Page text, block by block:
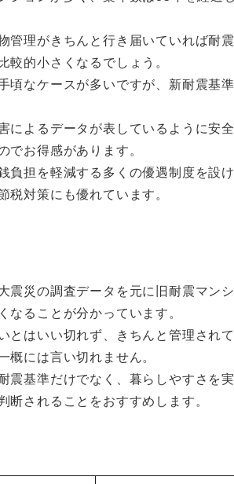
管理がきちんと行き届いていれば耐
較的小さくなるでしょう。
頃なケースが多いですが、新耐震基
によるデータが表しているように安
でお得感があります。
負担を軽減する多くの優遇制度を設
税対策にも優れています。
震災の調査データを元に旧耐震マン
なることが分かっています。
とはいい切れず、きちんと管理され
概には言い切れません。
震基準だけでなく、暮らしやすさを
断されることをおすすめします。